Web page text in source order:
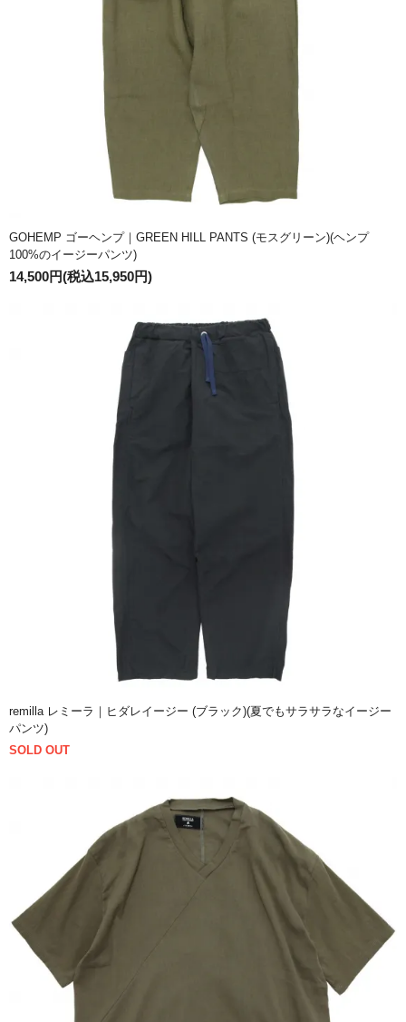
GOHEMP ゴーヘンプ｜GREEN HILL PANTS (モスグリーン)(ヘンプ
100%のイージーパンツ)
14,500円(税込15,950円)
remilla レミーラ｜ヒダレイージー (ブラック)(夏でもサラサラなイージー
パンツ)
SOLD OUT